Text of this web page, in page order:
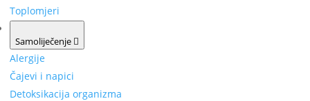
Toplomjeri
Samoliječenje
Alergije
Čajevi i napici
Detoksikacija organizma